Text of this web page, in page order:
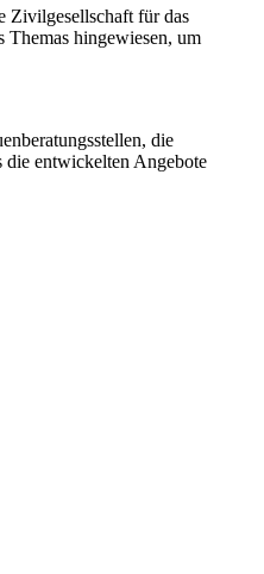
Zivilgesellschaft für das
Themas hingewiesen, um
die
die entwickelten Angebote